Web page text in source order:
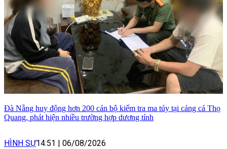
Đà Nẵng huy động hơn 200 cán bộ kiểm tra ma túy tại cảng cá Thọ
Quang, phát hiện nhiều trường hợp dương tính
HÌNH SỰ14:51 06/08/2026